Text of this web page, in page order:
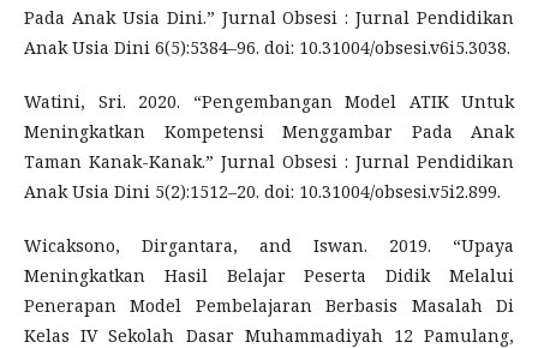
Pada Anak Usia Dini.” Jurnal Obsesi : Jurnal Pendidikan
Anak Usia Dini 6(5):5384–96. doi: 10.31004/obsesi.v6i5.3038.
Watini, Sri. 2020. “Pengembangan Model ATIK Untuk
Meningkatkan Kompetensi Menggambar Pada Anak
Taman Kanak-Kanak.” Jurnal Obsesi : Jurnal Pendidikan
Anak Usia Dini 5(2):1512–20. doi: 10.31004/obsesi.v5i2.899.
Wicaksono, Dirgantara, and Iswan. 2019. “Upaya
Meningkatkan Hasil Belajar Peserta Didik Melalui
Penerapan Model Pembelajaran Berbasis Masalah Di
Kelas IV Sekolah Dasar Muhammadiyah 12 Pamulang,